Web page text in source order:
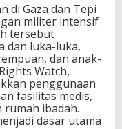
di Gaza dan Tepi
militer intensif
tersebut
dan luka-luka,
dan anak-
Watch,
penggunaan
fasilitas medis,
ibadah.
dasar utama